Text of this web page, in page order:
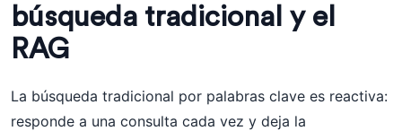
búsqueda tradicional y el
RAG
La búsqueda tradicional por palabras clave es reactiva:
responde a una consulta cada vez y deja la